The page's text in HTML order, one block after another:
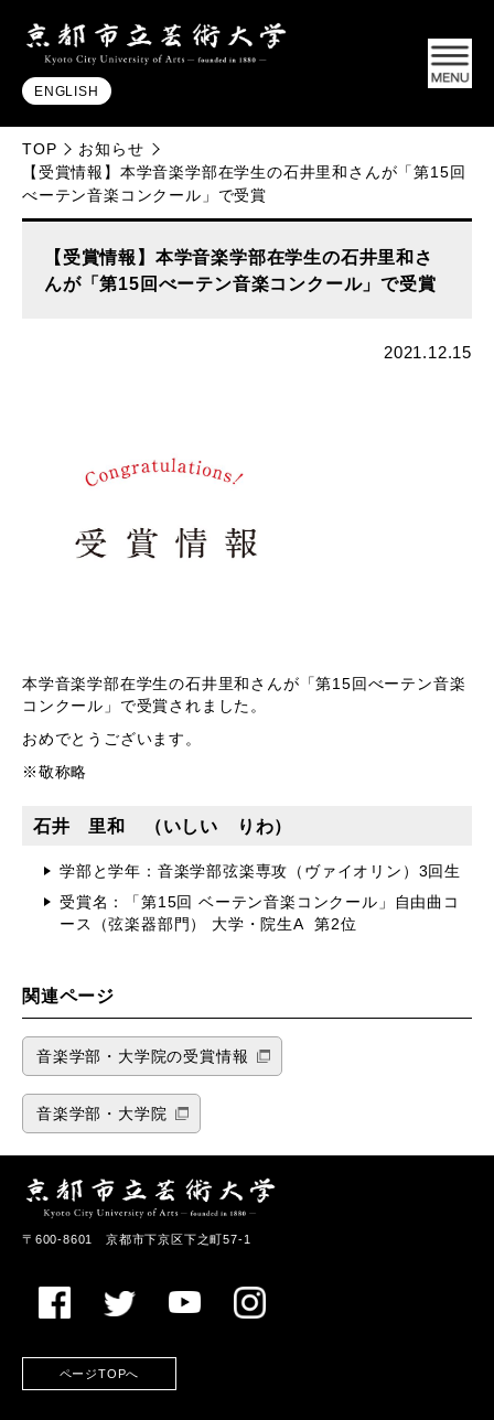
ENGLISH
TOP
お知らせ
【受賞情報】本学音楽学部在学生の石井里和さんが「第15回
べーテン音楽コンクール」で受賞
【受賞情報】本学音楽学部在学生の石井里和さ
んが「第15回べーテン音楽コンクール」で受賞
2021.12.15
本学音楽学部在学生の石井里和さんが「第15回べーテン音楽
コンクール」で受賞されました。
おめでとうございます。
※敬称略
石井 里和 （いしい りわ）
学部と学年：音楽学部弦楽専攻（ヴァイオリン）3回生
受賞名：「第15回 ベーテン音楽コンクール」自由曲コ
ース（弦楽器部門） 大学・院生A 第2位
関連ページ
音楽学部・大学院の受賞情報
音楽学部・大学院
〒600-8601 京都市下京区下之町57-1
ページTOPへ